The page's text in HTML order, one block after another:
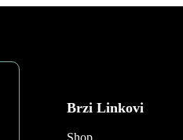
Brzi Linkovi
Shop